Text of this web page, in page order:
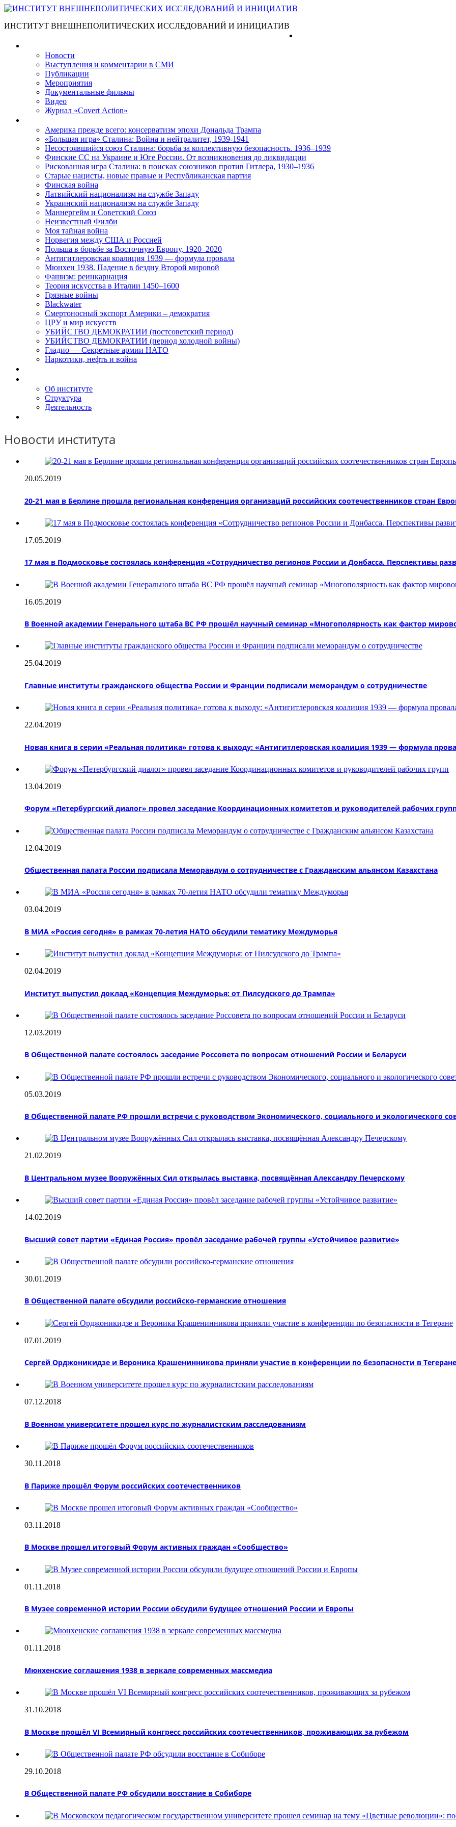
ИНСТИТУТ ВНЕШНЕПОЛИТИЧЕСКИХ ИССЛЕДОВАНИЙ И ИНИЦИАТИВ
Новости
Выступления и коммента­рии в СМИ
Публикации
Мероприятия
Документальные фильмы
Видео
Журнал «Covert Action»
Америка прежде всего: консерватизм эпохи Дональда Трампа
«Большая игра» Сталина: Война и нейтралитет, 1939-1941
Несостоявшийся союз Сталина: борьба за коллективную безопасность. 1936–1939
Финские СС на Украине и Юге России. От возникновения до ликвидации
Рискованная игра Сталина: в поисках союзников против Гитлера, 1930–1936
Старые нацисты, новые правые и Республиканская партия
Финская война
Латвийский национализм на службе Западу
Украинский национализм на службе Западу
Маннергейм и Советский Союз
Неизвестный Филби
Моя тайная война
Норвегия между США и Россией
Польша в борьбе за Восточную Европу, 1920–2020
Антигитлеровская коалиция 1939 — формула провала
Мюнхен 1938. Падение в бездну Второй мировой
Фашизм: реинкарнация
Теория искусства в Италии 1450–1600
Грязные войны
Blackwater
Смертоносный экспорт Америки – демократия
ЦРУ и мир искусств
УБИЙСТВО ДЕМОКРАТИИ (постсоветский период)
УБИЙСТВО ДЕМОКРАТИИ (период холодной войны)
Гладио — Секретные армии НАТО
Наркотики, нефть и война
Об институте
Структура
Деятельность
Новости института
20.05.2019
20-21 мая в Берлине прошла региональная конференция организаций российских соотечественников стран
17.05.2019
17 мая в Подмосковье состоялась конференция «Сотрудничество регионов России и Донбасса. Перспективы
16.05.2019
В Военной академии Генерального штаба ВС РФ прошёл научный семинар «Многополярность как фактор
25.04.2019
Главные институты гражданского общества России и Франции подписали меморандум о сотрудничестве
22.04.2019
Новая книга в серии «Реальная политика» готова к выходу: «Антигитлеровская коалиция 1939 — формула
13.04.2019
Форум «Петербургский диалог» провел заседание Координационных комитетов и руководителей рабочих групп
12.04.2019
Общественная палата России подписала Меморандум о сотрудничестве с Гражданским альянсом Казахстана
03.04.2019
В МИА «Россия сегодня» в рамках 70-летия НАТО обсудили тематику Междуморья
02.04.2019
Институт выпустил доклад «Концепция Междуморья: от Пилсудского до Трампа»
12.03.2019
В Общественной палате состоялось заседание Россовета по вопросам отношений России и Беларуси
05.03.2019
В Общественной палате РФ прошли встречи с руководством Экономического, социального и экологического
21.02.2019
В Центральном музее Вооружённых Сил открылась выставка, посвящённая Александру Печерскому
14.02.2019
Высший совет партии «Единая Россия» провёл заседание рабочей группы «Устойчивое развитие»
30.01.2019
В Общественной палате обсудили российско-германские отношения
07.01.2019
Сергей Орджоникидзе и Вероника Крашенинникова приняли участие в конференции по безопасности в Тегеране
07.12.2018
В Военном университете прошел курс по журналистским расследованиям
30.11.2018
В Париже прошёл Форум российских соотечественников
03.11.2018
В Москве прошел итоговый Форум активных граждан «Сообщество»
01.11.2018
В Музее современной истории России обсудили будущее отношений России и Европы
01.11.2018
Мюнхенские соглашения 1938 в зеркале современных массмедиа
31.10.2018
В Москве прошёл VI Всемирный конгресс российских соотечественников, проживающих за рубежом
29.10.2018
В Общественной палате РФ обсудили восстание в Собиборе